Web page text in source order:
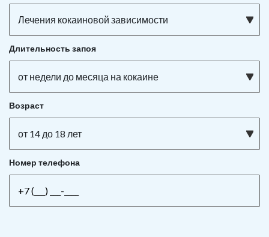
Лечения кокаиновой зависимости
Длительность запоя
от недели до месяца на кокаине
Возраст
от 14 до 18 лет
Номер телефона